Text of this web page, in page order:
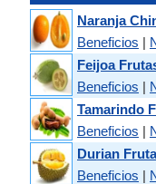
Naranja
Beneficios |
Feijoa
Beneficios |
Tamarindo
Beneficios |
Durian
Beneficios |